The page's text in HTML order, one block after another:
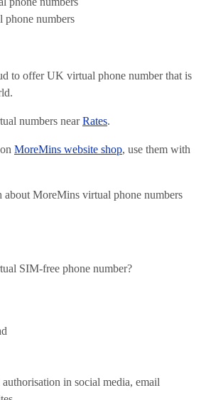
numbers
to offer UK virtual phone number that is
numbers nearRates.
MoreMins website shop, use them with
about MoreMins virtual phone numbers
SIM-free phone number?
in social media, email